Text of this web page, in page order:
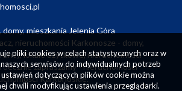
mieszkania Jelenia Góra
nieruchomości Karkonosze - domy,
lokale użytkowe, nieruchomości
zapraszamy - nieruchomości
Karkonoskie.
pliki cookies w celach statystycznych oraz w
serwisów do indywidualnych potrzeb
dotyczących plików cookie można
chwili modyfikując ustawienia przeglądarki.